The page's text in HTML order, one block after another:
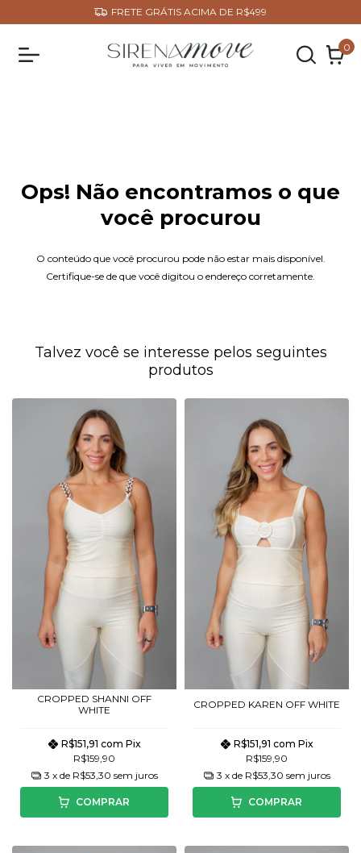
Parcele suas compras em até 3x sem juros
0
Ops! Não encontramos o que
você procurou
O conteúdo que você procurou pode não estar mais disponível.
Certifique-se de que você digitou o endereço corretamente.
Talvez você se interesse pelos seguintes
produtos
CROPPED SHANNI OFF
WHITE
R$159,90
R$151,91 com Pix
3 x de R$53,30 sem juros
COMPRAR
CROPPED KAREN OFF WHITE
R$159,90
R$151,91 com Pix
3 x de R$53,30 sem juros
COMPRAR